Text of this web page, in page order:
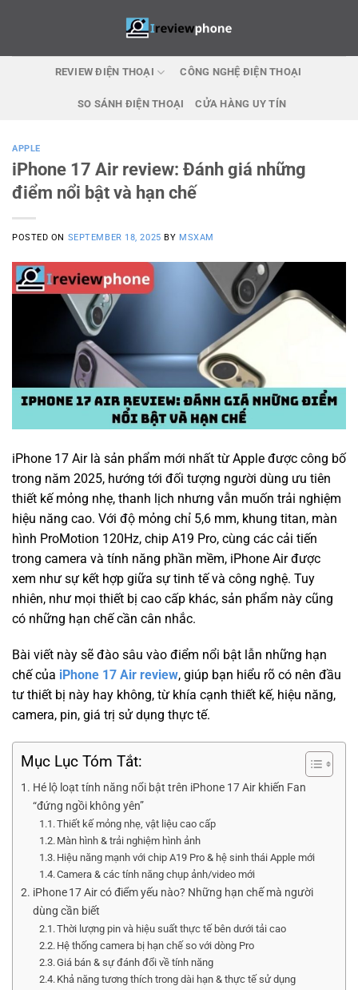
REVIEW ĐIỆN THOẠI CÔNG NGHỆ ĐIỆN THOẠI
SO SÁNH ĐIỆN THOẠI CỬA HÀNG UY TÍN
APPLE
iPhone 17 Air review: Đánh giá những
điểm nổi bật và hạn chế
POSTED ON SEPTEMBER 18, 2025 BY MSXAM
iPhone 17 Air là sản phẩm mới nhất từ Apple được công bố
trong năm 2025, hướng tới đối tượng người dùng ưu tiên
thiết kế mỏng nhẹ, thanh lịch nhưng vẫn muốn trải nghiệm
hiệu năng cao. Với độ mỏng chỉ 5,6 mm, khung titan, màn
hình ProMotion 120Hz, chip A19 Pro, cùng các cải tiến
trong camera và tính năng phần mềm, iPhone Air được
xem như sự kết hợp giữa sự tinh tế và công nghệ. Tuy
nhiên, như mọi thiết bị cao cấp khác, sản phẩm này cũng
có những hạn chế cần cân nhắc.
Bài viết này sẽ đào sâu vào điểm nổi bật lẫn những hạn
chế của iPhone 17 Air review, giúp bạn hiểu rõ có nên đầu
tư thiết bị này hay không, từ khía cạnh thiết kế, hiệu năng,
camera, pin, giá trị sử dụng thực tế.
Mục Lục Tóm Tắt:
Hé lộ loạt tính năng nổi bật trên iPhone 17 Air khiến Fan
“đứng ngồi không yên”
Thiết kế mỏng nhẹ, vật liệu cao cấp
Màn hình & trải nghiệm hình ảnh
Hiệu năng mạnh với chip A19 Pro & hệ sinh thái Apple mới
Camera & các tính năng chụp ảnh/video mới
iPhone 17 Air có điểm yếu nào? Những hạn chế mà người
dùng cần biết
Thời lượng pin và hiệu suất thực tế bên dưới tải cao
Hệ thống camera bị hạn chế so với dòng Pro
Giá bán & sự đánh đổi về tính năng
Khả năng tương thích trong dài hạn & thực tế sử dụng